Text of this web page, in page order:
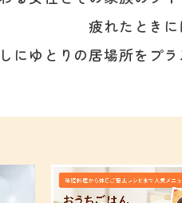
疲れたときに
にゆとりの居場所をプラ